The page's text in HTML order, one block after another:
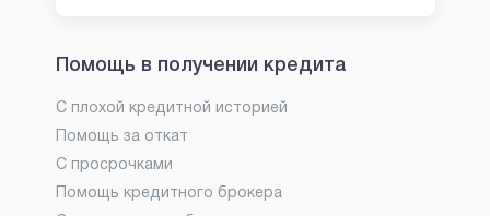
Помощь в получении кредита
С плохой кредитной историей
Помощь за откат
С просрочками
Помощь кредитного брокера